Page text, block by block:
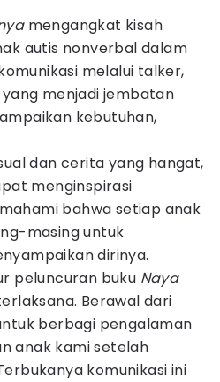
mengangkat kisah
autis nonverbal dalam
melalui talker,
menjadi jembatan
kebutuhan,
dan cerita yang hangat,
menginspirasi
bahwa setiap anak
masing untuk
dirinya.
peluncuran buku Naya
Berawal dari
berbagi pengalaman
anak kami setelah
komunikasi ini